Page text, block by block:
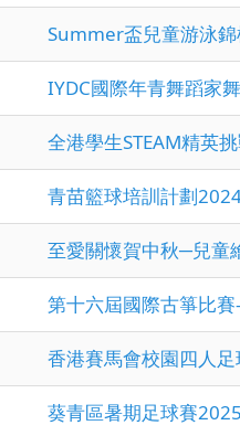
Summer盃兒童游泳
IYDC國際年青舞蹈家
全港學生STEAM精英
青苗籃球培訓計劃
至愛關懷賀中秋─兒童
第十六屆國際古箏比
香港賽馬會校園四人
葵青區暑期足球賽